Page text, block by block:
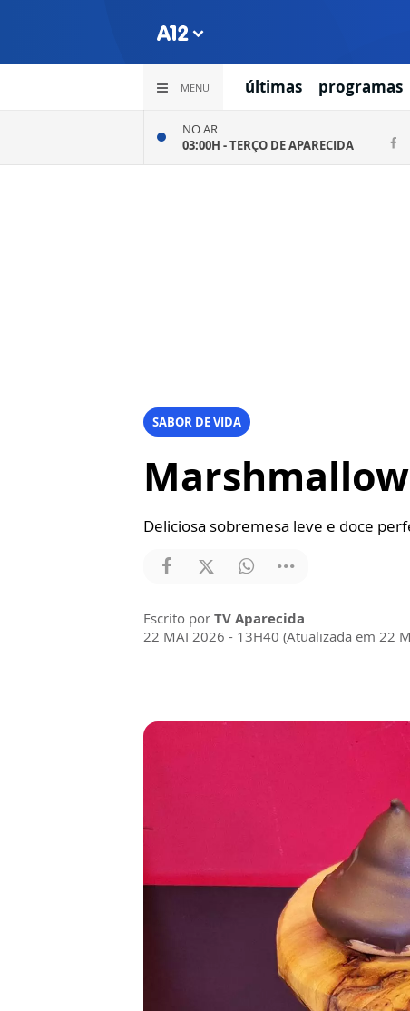
MENU últimas programas
NO AR
03:00H -TERÇO DE APARECIDA
SABOR DE VIDA
Deliciosa sobremesa leve e doce
Escrito por TV Aparecida
22 MAI 2026 - 13H40 (Atualizada em 22